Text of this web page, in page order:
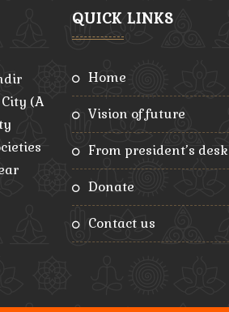
(A
QUICK LINKS
home
vision of future
from president’s desk
donate
contact us